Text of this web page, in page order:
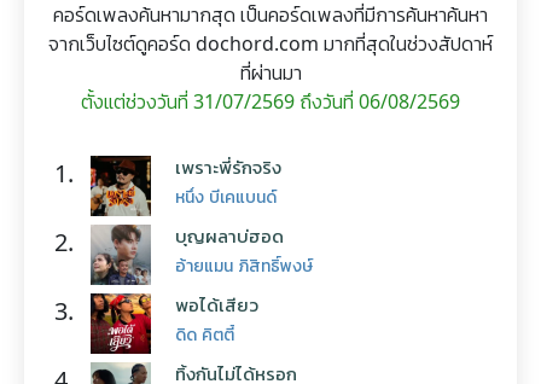
คอร์ดเพลงค้นหามากสุด เป็นคอร์ดเพลงที่มีการค้นหาค้นหา
จากเว็บไซต์ดูคอร์ด dochord.com มากที่สุดในช่วงสัปดาห์
ที่ผ่านมา
ตั้งแต่ช่วงวันที่ 31/07/2569 ถึงวันที่ 06/08/2569
1. เพราะพี่รักจริง
หนึ่ง บีเคแบนด์
2. บุญผลาบ่ฮอด
อ้ายแมน ภิสิทธิ์พงษ์
3. พอได้เสียว
ดิด คิตตี้
ทิ้งกันไม่ได้หรอก